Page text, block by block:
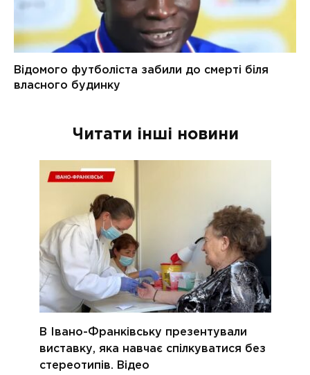
Читати інші новини
В Івано-Франківську презентували
виставку, яка навчає спілкуватися без
стереотипів. Відео